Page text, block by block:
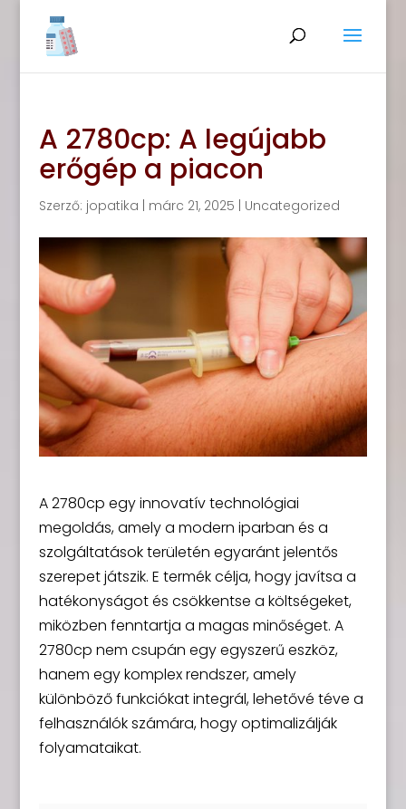
A 2780cp: A legújabb
erőgép a piacon
Szerző: jopatika márc 21, 2025 Uncategorized
A 2780cp egy innovatív technológiai
megoldás, amely a modern iparban és a
szolgáltatások területén egyaránt jelentős
szerepet játszik. E termék célja, hogy javítsa a
hatékonyságot és csökkentse a költségeket,
miközben fenntartja a magas minőséget. A
2780cp nem csupán egy egyszerű eszköz,
hanem egy komplex rendszer, amely
különböző funkciókat integrál, lehetővé téve a
felhasználók számára, hogy optimalizálják
folyamataikat.